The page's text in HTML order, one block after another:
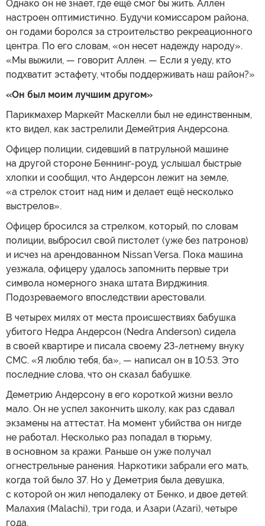
Однако он не знает, где ещё смог бы жить. Аллен
настроен оптимистично. Будучи комиссаром района,
он годами боролся за строительство рекреационного
центра. По его словам, «он несет надежду народу».
«Мы выжили, — говорит Аллен. — Если я уеду, кто
подхватит эстафету, чтобы поддерживать наш район?»
«Он был моим лучшим другом»
Парикмахер Маркейт Маскелли был не единственным,
кто видел, как застрелили Демейтрия Андерсона.
Офицер полиции, сидевший в патрульной машине
на другой стороне Беннинг-роуд, услышал быстрые
хлопки и сообщил, что Андерсон лежит на земле,
«а стрелок стоит над ним и делает ещё несколько
выстрелов».
Офицер бросился за стрелком, который, по словам
полиции, выбросил свой пистолет (уже без патронов)
и исчез на арендованном Nissan Versa. Пока машина
уезжала, офицеру удалось запомнить первые три
символа номерного знака штата Вирджиния.
Подозреваемого впоследствии арестовали.
В четырех милях от места происшествиях бабушка
убитого Недра Андерсон (Nedra Anderson) сидела
в своей квартире и писала своему 23-летнему внуку
СМС. «Я люблю тебя, ба», — написал он в 10:53. Это
последние слова, что он сказал бабушке.
Деметрию Андерсону в его короткой жизни везло
мало. Он не успел закончить школу, как раз сдавал
экзамены на аттестат. На момент убийства он нигде
не работал. Несколько раз попадал в тюрьму,
в основном за кражи. Раньше он уже получал
огнестрельные ранения. Наркотики забрали его мать,
когда той было 37. Но у Деметрия была девушка,
с которой он жил неподалеку от Бенко, и двое детей:
Малахия (Malachi), три года, и Азари (Azari), четыре
года.